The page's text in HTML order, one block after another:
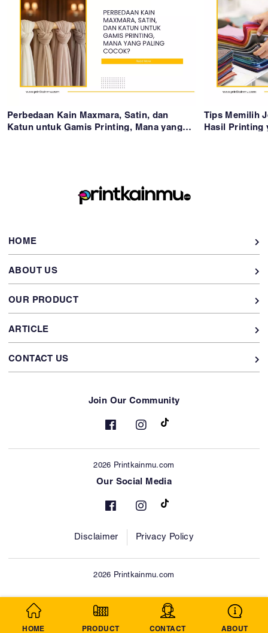
Perbedaan Kain Maxmara, Satin, dan
Katun untuk Gamis Printing, Mana yang
Tips Memilih
Hasil Printing
HOME
ABOUT US
OUR PRODUCT
ARTICLE
CONTACT US
Join Our Community
2026 Printkainmu.com
Our Social Media
Disclaimer Privacy Policy
2026 Printkainmu.com
HOME PRODUCT CONTACT ABOUT